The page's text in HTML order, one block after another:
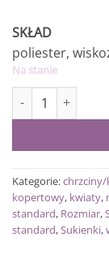
SKŁAD
poliester,
Na stanie
Kategorie:
kopertowy, kwiaty,
standard, Rozmiar,
standard,Sukienki,